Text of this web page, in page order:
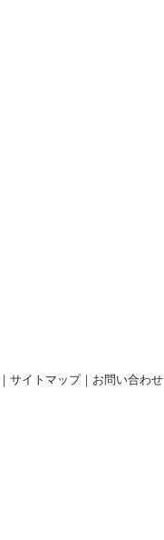
｜ サイトマップ｜ お問い合わせ